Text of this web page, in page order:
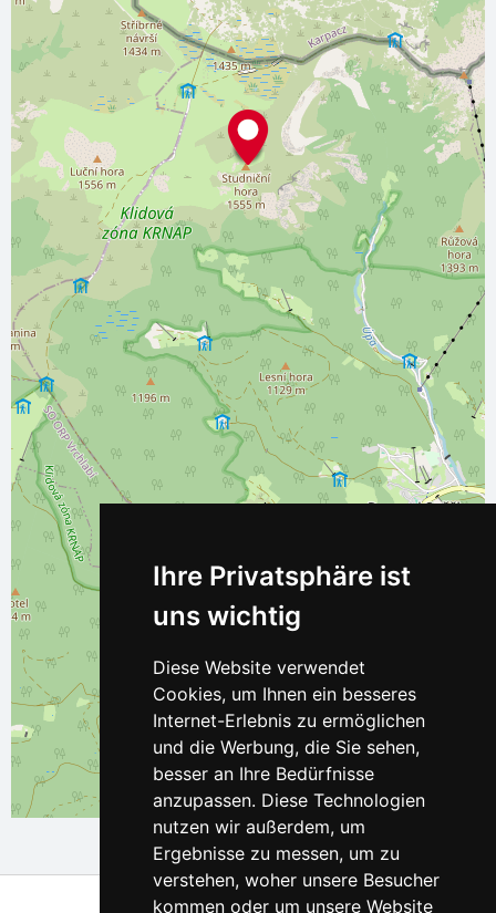
Ihre Privatsphäre ist
uns wichtig
Diese Website verwendet
Cookies, um Ihnen ein besseres
Internet-Erlebnis zu ermöglichen
und die Werbung, die Sie sehen,
besser an Ihre Bedürfnisse
anzupassen. Diese Technologien
nutzen wir außerdem, um
Ergebnisse zu messen, um zu
verstehen, woher unsere Besucher
kommen oder um unsere Website
Leaflet| ©OpenStreetMapcontributors
Interessante Links: